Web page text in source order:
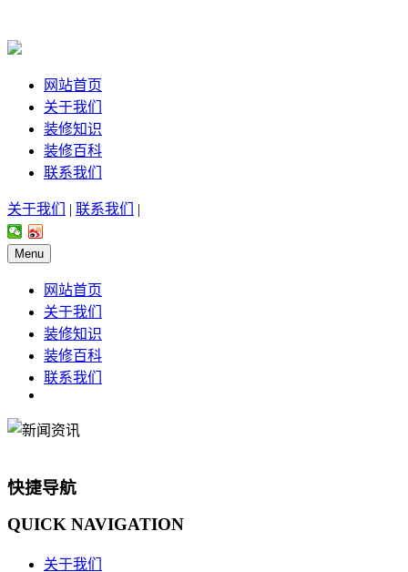
网站首页
关于我们
装修知识
装修百科
联系我们
关于我们 | 联系我们 |
Menu
网站首页
关于我们
装修知识
装修百科
联系我们
快捷导航
QUICK NAVIGATION
关于我们